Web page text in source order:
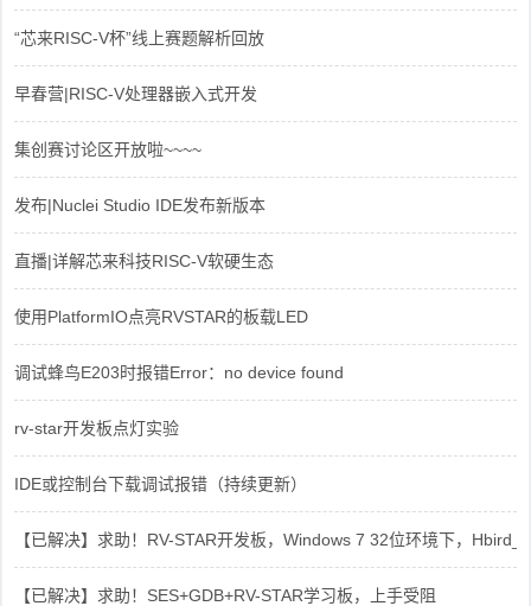
“芯来RISC-V杯”线上赛题解析回放
早春营|RISC-V处理器嵌入式开发
集创赛讨论区开放啦~~~~
发布|Nuclei Studio IDE发布新版本
直播|详解芯来科技RISC-V软硬生态
使用PlatformIO点亮RVSTAR的板载LED
调试蜂鸟E203时报错Error：no device found
rv-star开发板点灯实验
IDE或控制台下载调试报错（持续更新）
【已解决】求助！RV-STAR开发板，Windows 7 32位环境下，
【已解决】求助！SES+GDB+RV-STAR学习板，上手受阻